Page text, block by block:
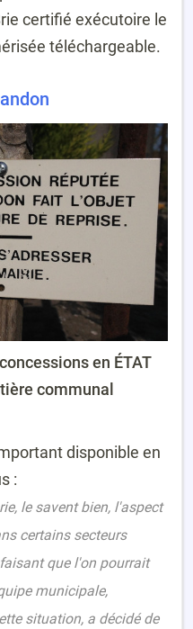
certifié exécutoire le
téléchargeable.
en ÉTAT
communal
disponible en
:
le savent bien, l'aspect
certains secteurs
que l'on pourrait
municipale,
situation, a décidé de